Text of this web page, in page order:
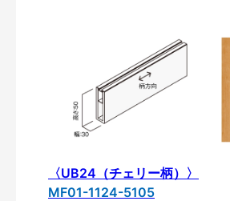
〈UB24（チェリー柄）〉
MF01-1124-5105